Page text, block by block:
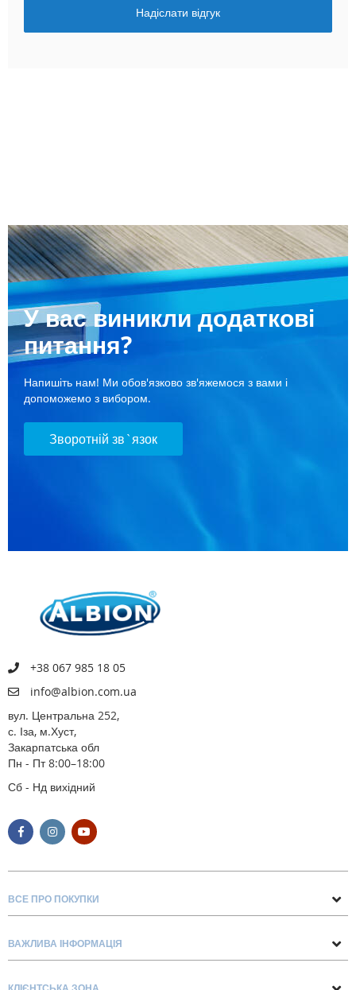
Надіслати відгук
У вас виникли додаткові
питання?
Напишіть нам! Ми обов'язково зв'яжемося з вами і
допоможемо з вибором.
Зворотній зв`язок
+38 067 985 18 05
info@albion.com.ua
вул. Центральна 252,
с. Іза, м.Хуст,
Закарпатська обл
Пн - Пт 8:00–18:00
Сб - Нд вихідний
ВСЕ ПРО ПОКУПКИ
Про нас
ВАЖЛИВА ІНФОРМАЦІЯ